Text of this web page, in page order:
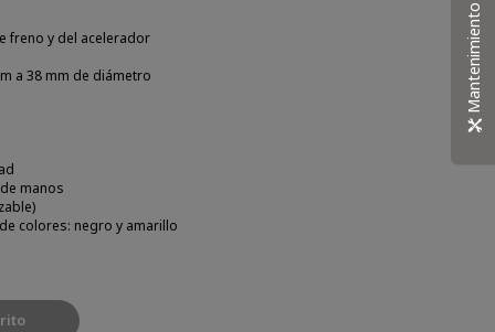
freno y del acelerador
a 38 mm de diámetro
manos
colores: negro y amarillo
Mantenimiento